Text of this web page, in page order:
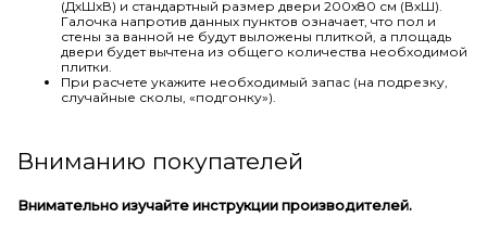
(ДхШхВ) и стандартный размер двери 200х80 см (ВхШ).
Галочка напротив данных пунктов означает, что пол и
стены за ванной не будут выложены плиткой, а площадь
двери будет вычтена из общего количества необходимой
плитки.
При расчете укажите необходимый запас (на подрезку,
случайные сколы, «подгонку»).
Вниманию покупателей
Внимательно изучайте инструкции производителей.